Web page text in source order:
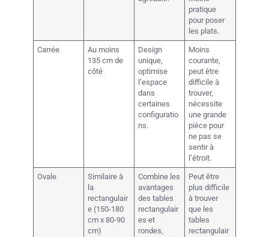
pratique
pour poser
les plats.
Carrée
Au moins
135 cm de
côté
Design
unique,
optimise
l’espace
dans
certaines
configuratio
ns.
Moins
courante,
peut être
difficile à
trouver,
nécessite
une grande
pièce pour
ne pas se
sentir à
l’étroit.
Ovale
Similaire à
la
rectangulair
e (150-180
cm x 80-90
cm)
Combine les
avantages
des tables
rectangulair
es et
rondes,
Peut être
plus difficile
à trouver
que les
tables
rectangulair